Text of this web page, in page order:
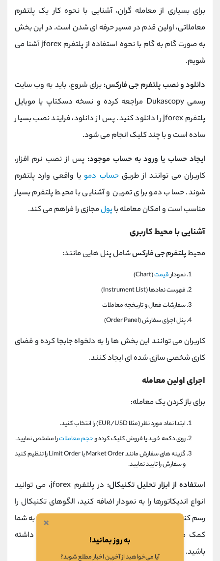
برای بسیاری از معامله‌ گران، آشنایی با نحوه کار یک پلتفرم
معاملاتی، اولین قدم در مسیر حرفه‌ ای شدن است. در این بخش
به‌ صورت گام‌ به‌ گام با نحوه استفاده از پلتفرم jforex آشنا می‌
شویم.
دانلود و نصب پلتفرم جی فارکس: برای شروع، باید به وب‌ سایت
رسمی Dukascopy مراجعه کرده و نسخه دسکتاپ یا موبایل
پلتفرم jforex را دانلود کنید. پس از دانلود، فرایند نصب بسیار
ساده است و با چند کلیک انجام می‌ شود.
ایجاد حساب یا ورود به حساب موجود: پس از نصب نرم‌ افزار،
کاربران می‌ توانند از طریقحساب دمویا واقعی وارد پلتفرم
شوند. حساب دمو برای تمرین و آشنایی با محیط پلتفرم بسیار
مناسب است و امکان معامله باپولمجازی را فراهم می‌ کند.
آشنایی با محیط کاربری
محیطپلتفرم جی فارکسشامل پنل‌ هایی مانند:
نمودارقیمت(Chart)
فهرست نمادها (Instrument List)
سفارشات فعال و تاریخچه معاملات
پنل اجرای سفارش (Order Panel)
کاربران می‌ توانند این بخش‌ ها را به‌ دلخواه جابجا کرده و فضای
کاری شخصی‌ سازی‌ شده‌ ای ایجاد کنند.
اجرای اولین معامله
برای باز کردن یک معامله:
ابتدا نماد مورد نظر (مثلا EUR/USD) را انتخاب کنید.
روی دکمه خرید یا فروش کلیک کرده وحجم معاملاترا مشخص نمایید.
گزینه‌ های سفارش مانند Market Order یا Limit Order را تنظیم کنید
و سفارش را تایید نمایید.
استفاده از ابزار تحلیل تکنیکال:
در پلتفرم jforex، می‌ توانید
انواع اندیکاتورها را به نمودار اضافه کنید، الگوهای تکنیکال را
رسم کنید و هشدارهای قیمتی تنظیم نمایید. این ابزارها به شما
کمک می‌ کنند تصمیم‌ گیری دقیق‌ تری در معاملات داشته
باشید.
×
به روز بمانید!
آیا می‌خواهید از آخرین اخبار مطلع شوید؟